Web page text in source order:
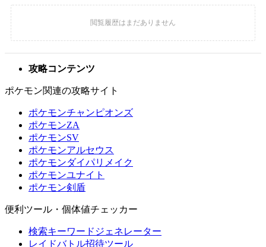
攻略コンテンツ
ポケモン関連の攻略サイト
ポケモンチャンピオンズ
ポケモンZA
ポケモンSV
ポケモンアルセウス
ポケモンダイパリメイク
ポケモンユナイト
ポケモン剣盾
便利ツール・個体値チェッカー
検索キーワードジェネレーター
レイドバトル招待ツール